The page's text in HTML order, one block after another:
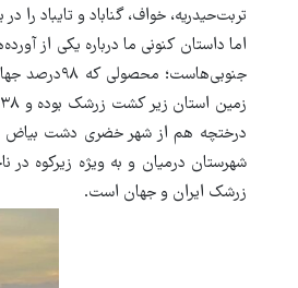
تربت‌حیدریه، خواف، گناباد و تایباد
اما داستان کنونی ما درباره یکی از
درختچه هم از شهر خضری دشت بیاض
شهرستان درمیان و به ویژه زیرکوه
زرشک ایران و جهان است.